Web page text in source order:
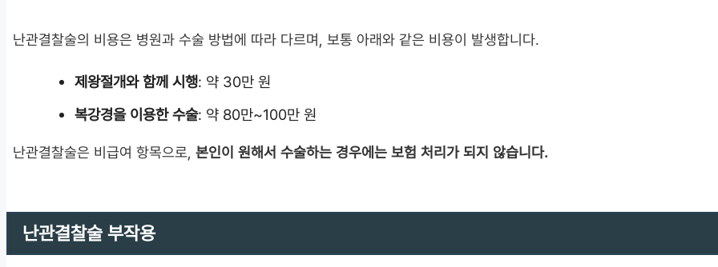
난관결찰술의 비용은 병원과 수술 방법에 따라 다르며, 보통 아래와 같은 비용이 발생합니다.
제왕절개와 함께 시행: 약 30만 원
복강경을 이용한 수술: 약 80만~100만 원
난관결찰술은 비급여 항목으로, 본인이 원해서 수술하는 경우에는 보험 처리가 되지 않습니다.
난관결찰술 부작용